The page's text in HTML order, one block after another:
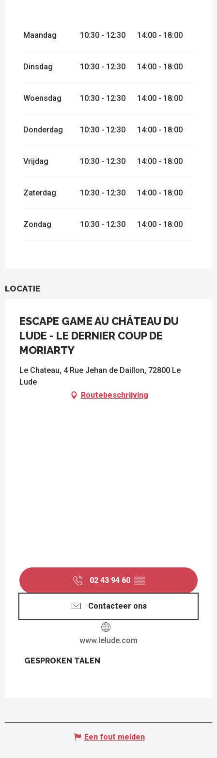
VANAF
1 SEPTEMBER 2026 TOT30
VANAF
1 OKTOBER 2026 TOT18
OKTOBER 2026
OKTOBER 2026
Maandag 10:30 - 12:30 14:00 - 18:00
Dinsdag 10:30 - 12:30 14:00 - 18:00
Woensdag 10:30 - 12:30 14:00 - 18:00
Donderdag 10:30 - 12:30 14:00 - 18:00
Vrijdag 10:30 - 12:30 14:00 - 18:00
Zaterdag 10:30 - 12:30 14:00 - 18:00
Zondag 10:30 - 12:30 14:00 - 18:00
LOCATIE
ESCAPE GAME AU CHÂTEAU DU
LUDE - LE DERNIER COUP DE
MORIARTY
Le Chateau, 4 Rue Jehan de Daillon, 72800 Le
Lude
Routebeschrijving
02 43 94 60 ▒▒
Contacteer ons
www.lelude.com
GESPROKEN TALEN
GESPROKEN TALEN
Een fout melden